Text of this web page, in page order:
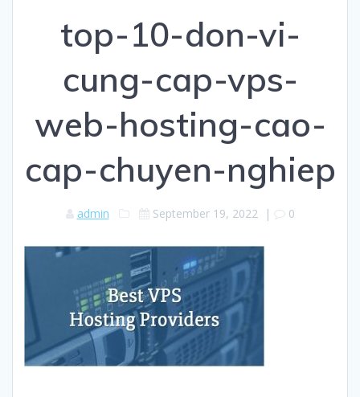
top-10-don-vi-
cung-cap-vps-
web-hosting-cao-
cap-chuyen-nghiep
admin September 19, 2022 | 0